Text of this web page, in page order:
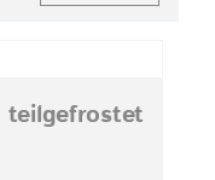
teilgefrostet